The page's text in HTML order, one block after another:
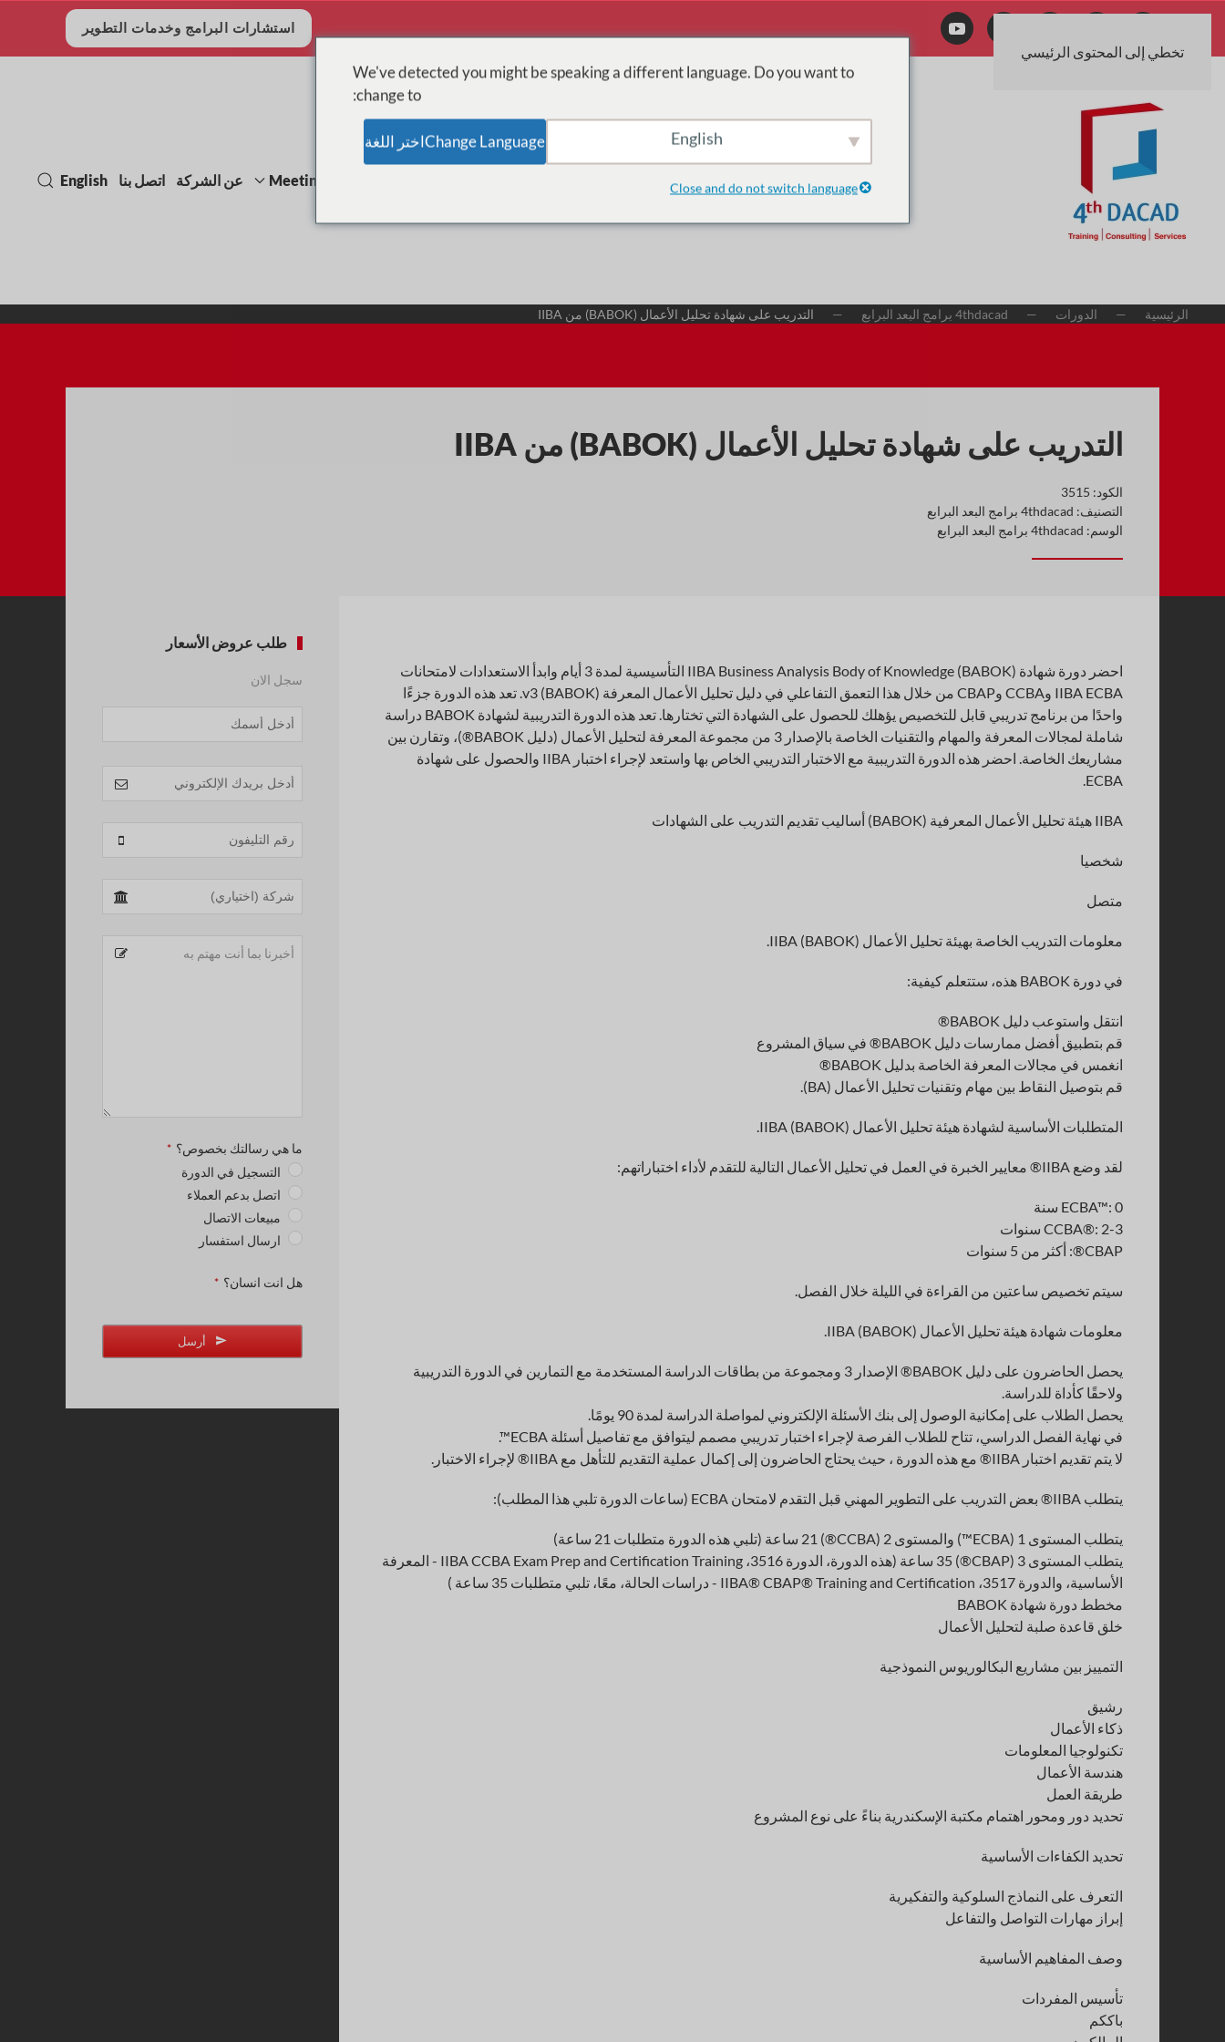
تخطي إلى المحتوى الرئيسي
استشارات البرامج وخدمات التطوير
الصفحة الرئيسية Meetings, events & experiences Solutions عن الشركة اتصل بنا English
الرئيسية الدورات 4thdacad برامج البعد البرابع التدريب على شهادة تحليل الأعمال (BABOK) من IIBA
التدريب على شهادة تحليل الأعمال (BABOK) من IIBA
الكود: 3515
التصنيف: 4thdacad برامج البعد البرابع
الوسم: 4thdacad برامج البعد البرابع
احضر دورة شهادة IIBA Business Analysis Body of Knowledge (BABOK) التأسيسية لمدة 3 أيام وابدأ الاستعدادات لامتحانات
IIBA ECBA وCCBA وCBAP من خلال هذا التعمق التفاعلي في دليل تحليل الأعمال المعرفة (BABOK) v3. تعد هذه الدورة جزءًا
واحدًا من برنامج تدريبي قابل للتخصيص يؤهلك للحصول على الشهادة التي تختارها. تعد هذه الدورة التدريبية لشهادة BABOK دراسة
شاملة لمجالات المعرفة والمهام والتقنيات الخاصة بالإصدار 3 من مجموعة المعرفة لتحليل الأعمال (دليل BABOK®)، وتقارن بين
مشاريعك الخاصة. احضر هذه الدورة التدريبية مع الاختبار التدريبي الخاص بها واستعد لإجراء اختبار IIBA والحصول على شهادة
ECBA.
IIBA هيئة تحليل الأعمال المعرفية (BABOK) أساليب تقديم التدريب على الشهادات
شخصيا
متصل
معلومات التدريب الخاصة بهيئة تحليل الأعمال IIBA (BABOK).
في دورة BABOK هذه، ستتعلم كيفية:
انتقل واستوعب دليل BABOK®
قم بتطبيق أفضل ممارسات دليل BABOK® في سياق المشروع
انغمس في مجالات المعرفة الخاصة بدليل BABOK®
قم بتوصيل النقاط بين مهام وتقنيات تحليل الأعمال (BA).
المتطلبات الأساسية لشهادة هيئة تحليل الأعمال IIBA (BABOK).
لقد وضع IIBA® معايير الخبرة في العمل في تحليل الأعمال التالية للتقدم لأداء اختباراتهم:
ECBA™: 0 سنة
CCBA®: 2-3 سنوات
CBAP®: أكثر من 5 سنوات
سيتم تخصيص ساعتين من القراءة في الليلة خلال الفصل.
معلومات شهادة هيئة تحليل الأعمال IIBA (BABOK).
يحصل الحاضرون على دليل BABOK® الإصدار 3 ومجموعة من بطاقات الدراسة المستخدمة مع التمارين في الدورة التدريبية
ولاحقًا كأداة للدراسة.
يحصل الطلاب على إمكانية الوصول إلى بنك الأسئلة الإلكتروني لمواصلة الدراسة لمدة 90 يومًا.
في نهاية الفصل الدراسي، تتاح للطلاب الفرصة لإجراء اختبار تدريبي مصمم ليتوافق مع تفاصيل أسئلة ECBA™.
لا يتم تقديم اختبار IIBA® مع هذه الدورة ، حيث يحتاج الحاضرون إلى إكمال عملية التقديم للتأهل مع IIBA® لإجراء الاختبار.
يتطلب IIBA® بعض التدريب على التطوير المهني قبل التقدم لامتحان ECBA (ساعات الدورة تلبي هذا المطلب):
يتطلب المستوى 1 (ECBA™) والمستوى 2 (CCBA®) 21 ساعة (تلبي هذه الدورة متطلبات 21 ساعة)
يتطلب المستوى 3 (CBAP®) 35 ساعة (هذه الدورة، الدورة 3516، IIBA CCBA Exam Prep and Certification Training - المعرفة
الأساسية، والدورة 3517، IIBA® CBAP® Training and Certification - دراسات الحالة، معًا، تلبي متطلبات 35 ساعة )
مخطط دورة شهادة BABOK
خلق قاعدة صلبة لتحليل الأعمال
التمييز بين مشاريع البكالوريوس النموذجية
رشيق
ذكاء الأعمال
تكنولوجيا المعلومات
هندسة الأعمال
طريقة العمل
تحديد دور ومحور اهتمام مكتبة الإسكندرية بناءً على نوع المشروع
تحديد الكفاءات الأساسية
التعرف على النماذج السلوكية والتفكيرية
إبراز مهارات التواصل والتفاعل
وصف المفاهيم الأساسية
تأسيس المفردات
باككم
طلب عروض الأسعار
سجل الان
Company
Name
ما هي رسالتك بخصوص؟ *
التسجيل في الدورة
اتصل بدعم العملاء
مبيعات الاتصال
ارسال استفسار
هل انت انسان؟ *
أرسل
We've detected you might be speaking a different language. Do you want to
change to:
English Change Languageاختر اللغة
Close and do not switch language